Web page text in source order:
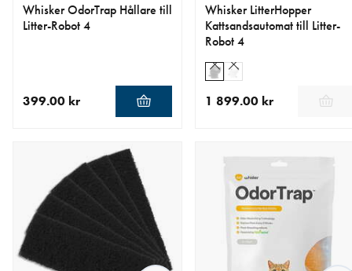
Whisker OdorTrap Hållare till
Litter-Robot 4
399.00 kr
Whisker LitterHopper
Kattsandsautomat till Litter-
Robot 4
1 899.00 kr